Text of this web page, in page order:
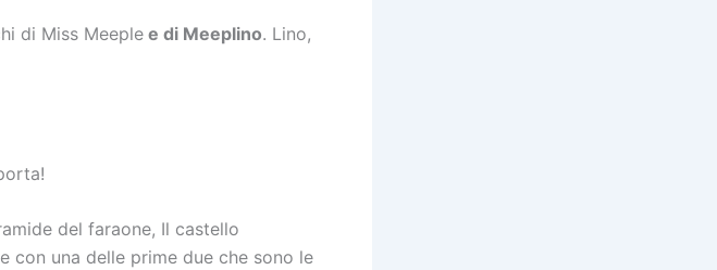
di Miss Meeple e di Meeplino. Lino,
del faraone, Il castello
con una delle prime due che sono le